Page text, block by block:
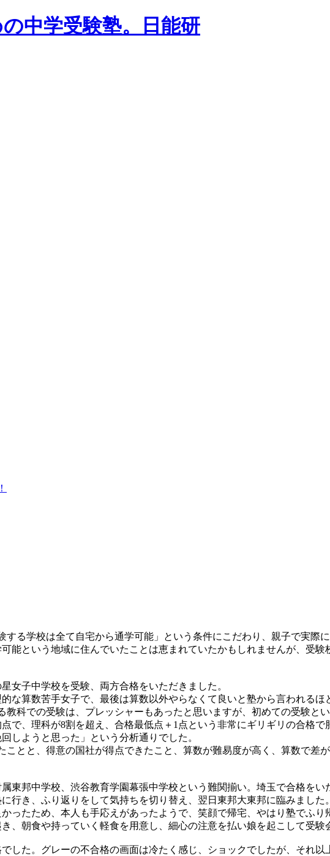
中学受験塾。日能研
る学校は全て自宅から通学可能」という条件にこだわり、親子で実際
能という地域に住んでいたことは恵まれていたかもしれませんが、受
女子中学校を受験、両方合格をいただきました。
な算数苦手女子で、最後は算数以外やらなくて良いと塾から言われるほ
科での受験は、プレッシャーもあったと思いますが、初めての受験と
で、理科が8割を超え、合格最低点＋1点という非常にギリギリの合格で
しようと思った」という分析通りでした。
とと、得意の国社が得点できたこと、算数が難易度が高く、算数で差
東邦中学校、渋谷教育学園幕張中学校という難関揃い。埼玉で合格を
行き、ふり返りをして気持ちを切り替え、翌日東邦大東邦に臨みました。
ったため、本人も手応えがあったようで、笑顔で帰宅、やはり塾でふり
、朝食や持っていく軽食を用意し、細心の注意を払い娘を起こして受験
した。グレーの不合格の画面は冷たく感じ、ショックでしたが、それ以